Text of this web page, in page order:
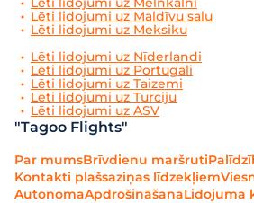
Lēti lidojumi uz Maldīvu salu
Lēti lidojumi uz Meksiku
Lēti lidojumi uz Nīderlandi
Lēti lidojumi uz Portugāli
Lēti lidojumi uz Taizemi
Lēti lidojumi uz Turciju
Lēti lidojumi uz ASV
"Tagoo Flights"
Par mumsBrīvdienu maršruti
Kontakti plašsaziņas līdzekļiem
AutonomaApdrošināšanaLidojuma